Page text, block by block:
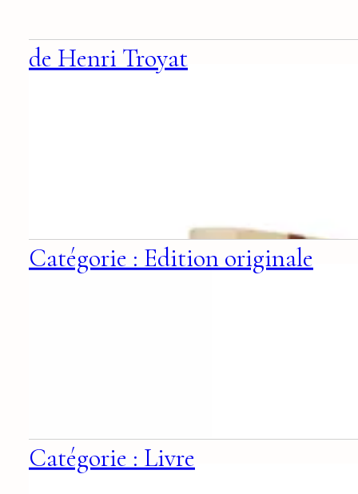
de Henri Troyat
Catégorie : Edition originale
Catégorie : Livre